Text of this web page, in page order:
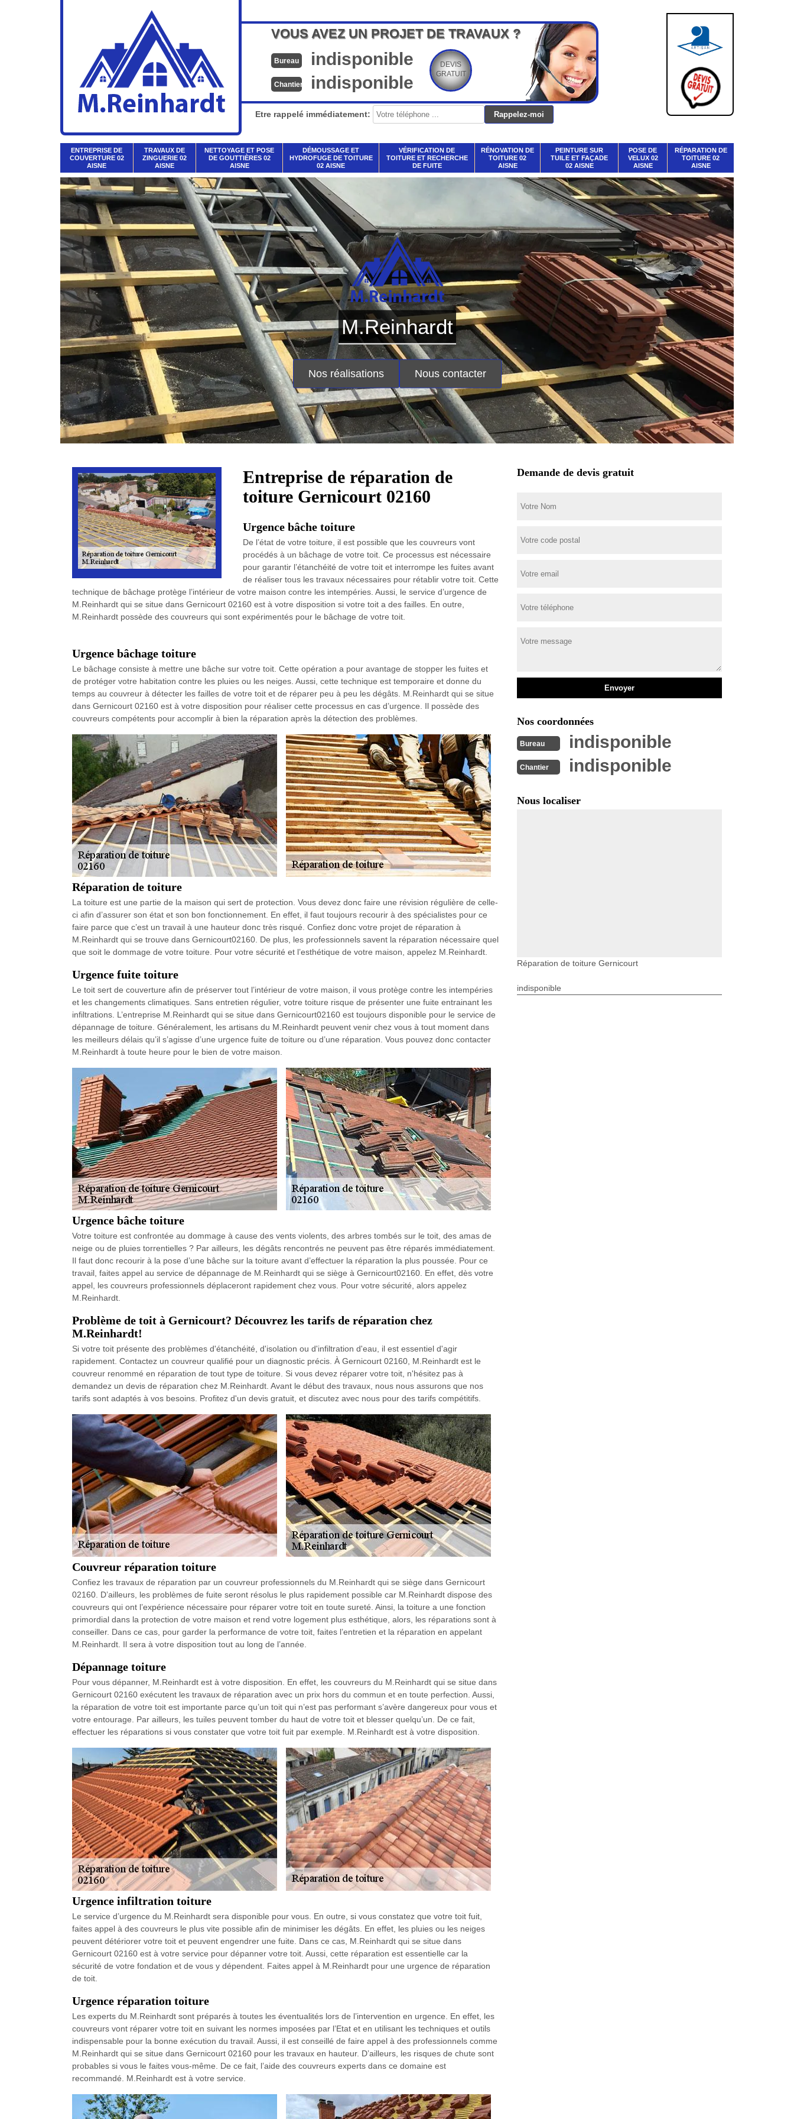
VOUS AVEZ UN PROJET DE TRAVAUX ?
Bureau indisponible
Chantier indisponible
DEVIS
GRATUIT
Etre rappelé immédiatement:
ENTREPRISE DE
COUVERTURE 02
AISNE
TRAVAUX DE
ZINGUERIE 02
AISNE
NETTOYAGE ET POSE
DE GOUTTIÈRES 02
AISNE
DÉMOUSSAGE ET
HYDROFUGE DE TOITURE
02 AISNE
VÉRIFICATION DE
TOITURE ET RECHERCHE
DE FUITE
RÉNOVATION DE
TOITURE 02
AISNE
PEINTURE SUR
TUILE ET FAÇADE
02 AISNE
POSE DE
VELUX 02
AISNE
RÉPARATION DE
TOITURE 02
AISNE
M.Reinhardt
Nos réalisations Nous contacter
Entreprise de réparation de
toiture Gernicourt 02160
Urgence bâche toiture
De l’état de votre toiture, il est possible que les couvreurs vont
procédés à un bâchage de votre toit. Ce processus est nécessaire
pour garantir l’étanchéité de votre toit et interrompe les fuites avant
de réaliser tous les travaux nécessaires pour rétablir votre toit. Cette
technique de bâchage protège l’intérieur de votre maison contre les intempéries. Aussi, le service d’urgence de
M.Reinhardt qui se situe dans Gernicourt 02160 est à votre disposition si votre toit a des failles. En outre,
M.Reinhardt possède des couvreurs qui sont expérimentés pour le bâchage de votre toit.
Urgence bâchage toiture
Le bâchage consiste à mettre une bâche sur votre toit. Cette opération a pour avantage de stopper les fuites et
de protéger votre habitation contre les pluies ou les neiges. Aussi, cette technique est temporaire et donne du
temps au couvreur à détecter les failles de votre toit et de réparer peu à peu les dégâts. M.Reinhardt qui se situe
dans Gernicourt 02160 est à votre disposition pour réaliser cette processus en cas d’urgence. Il possède des
couvreurs compétents pour accomplir à bien la réparation après la détection des problèmes.
Réparation de toiture
La toiture est une partie de la maison qui sert de protection. Vous devez donc faire une révision régulière de celle-
ci afin d’assurer son état et son bon fonctionnement. En effet, il faut toujours recourir à des spécialistes pour ce
faire parce que c’est un travail à une hauteur donc très risqué. Confiez donc votre projet de réparation à
M.Reinhardt qui se trouve dans Gernicourt02160. De plus, les professionnels savent la réparation nécessaire quel
que soit le dommage de votre toiture. Pour votre sécurité et l’esthétique de votre maison, appelez M.Reinhardt.
Urgence fuite toiture
Le toit sert de couverture afin de préserver tout l’intérieur de votre maison, il vous protège contre les intempéries
et les changements climatiques. Sans entretien régulier, votre toiture risque de présenter une fuite entrainant les
infiltrations. L’entreprise M.Reinhardt qui se situe dans Gernicourt02160 est toujours disponible pour le service de
dépannage de toiture. Généralement, les artisans du M.Reinhardt peuvent venir chez vous à tout moment dans
les meilleurs délais qu’il s’agisse d’une urgence fuite de toiture ou d’une réparation. Vous pouvez donc contacter
M.Reinhardt à toute heure pour le bien de votre maison.
Urgence bâche toiture
Votre toiture est confrontée au dommage à cause des vents violents, des arbres tombés sur le toit, des amas de
neige ou de pluies torrentielles ? Par ailleurs, les dégâts rencontrés ne peuvent pas être réparés immédiatement.
Il faut donc recourir à la pose d’une bâche sur la toiture avant d’effectuer la réparation la plus poussée. Pour ce
travail, faites appel au service de dépannage de M.Reinhardt qui se siège à Gernicourt02160. En effet, dès votre
appel, les couvreurs professionnels déplaceront rapidement chez vous. Pour votre sécurité, alors appelez
M.Reinhardt.
Problème de toit à Gernicourt? Découvrez les tarifs de réparation chez
M.Reinhardt!
Si votre toit présente des problèmes d'étanchéité, d'isolation ou d'infiltration d'eau, il est essentiel d'agir
rapidement. Contactez un couvreur qualifié pour un diagnostic précis. À Gernicourt 02160, M.Reinhardt est le
couvreur renommé en réparation de tout type de toiture. Si vous devez réparer votre toit, n'hésitez pas à
demandez un devis de réparation chez M.Reinhardt. Avant le début des travaux, nous nous assurons que nos
tarifs sont adaptés à vos besoins. Profitez d'un devis gratuit, et discutez avec nous pour des tarifs compétitifs.
Couvreur réparation toiture
Confiez les travaux de réparation par un couvreur professionnels du M.Reinhardt qui se siège dans Gernicourt
02160. D’ailleurs, les problèmes de fuite seront résolus le plus rapidement possible car M.Reinhardt dispose des
couvreurs qui ont l’expérience nécessaire pour réparer votre toit en toute sureté. Ainsi, la toiture a une fonction
primordial dans la protection de votre maison et rend votre logement plus esthétique, alors, les réparations sont à
conseiller. Dans ce cas, pour garder la performance de votre toit, faites l’entretien et la réparation en appelant
M.Reinhardt. Il sera à votre disposition tout au long de l’année.
Dépannage toiture
Pour vous dépanner, M.Reinhardt est à votre disposition. En effet, les couvreurs du M.Reinhardt qui se situe dans
Gernicourt 02160 exécutent les travaux de réparation avec un prix hors du commun et en toute perfection. Aussi,
la réparation de votre toit est importante parce qu’un toit qui n’est pas performant s’avère dangereux pour vous et
votre entourage. Par ailleurs, les tuiles peuvent tomber du haut de votre toit et blesser quelqu’un. De ce fait,
effectuer les réparations si vous constater que votre toit fuit par exemple. M.Reinhardt est à votre disposition.
Urgence infiltration toiture
Le service d’urgence du M.Reinhardt sera disponible pour vous. En outre, si vous constatez que votre toit fuit,
faites appel à des couvreurs le plus vite possible afin de minimiser les dégâts. En effet, les pluies ou les neiges
peuvent détériorer votre toit et peuvent engendrer une fuite. Dans ce cas, M.Reinhardt qui se situe dans
Gernicourt 02160 est à votre service pour dépanner votre toit. Aussi, cette réparation est essentielle car la
sécurité de votre fondation et de vous y dépendent. Faites appel à M.Reinhardt pour une urgence de réparation
de toit.
Urgence réparation toiture
Les experts du M.Reinhardt sont préparés à toutes les éventualités lors de l’intervention en urgence. En effet, les
couvreurs vont réparer votre toit en suivant les normes imposées par l’Etat et en utilisant les techniques et outils
indispensable pour la bonne exécution du travail. Aussi, il est conseillé de faire appel à des professionnels comme
M.Reinhardt qui se situe dans Gernicourt 02160 pour les travaux en hauteur. D’ailleurs, les risques de chute sont
probables si vous le faites vous-même. De ce fait, l’aide des couvreurs experts dans ce domaine est
recommandé. M.Reinhardt est à votre service.
Demande de devis gratuit
Nos coordonnées
Bureau indisponible
Chantier indisponible
Nous localiser
Réparation de toiture Gernicourt
indisponible